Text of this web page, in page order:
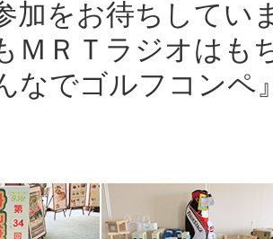
加をお待ちしてい
ＭＲＴラジオはも
なでゴルフコンペ